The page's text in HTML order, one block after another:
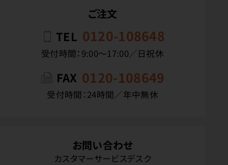
ご注文
TEL 0120-108648
受付時間：9:00〜17:00／日祝休
FAX 0120-108649
受付時間：24時間／年中無休
お問い合わせ
カスタマーサービスデスク